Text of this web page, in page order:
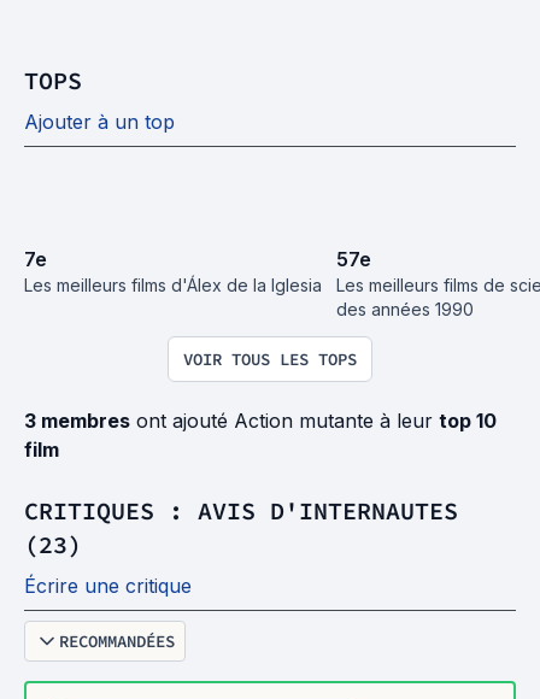
TOPS
Ajouter à un top
7e
Les meilleurs films d'Álex de la Iglesia
57e
Les meilleurs films de
des années 1990
VOIR TOUS LES TOPS
3 membres ont ajouté Action mutante à leur top 10
film
CRITIQUES : AVIS D'INTERNAUTES
(23)
Écrire une critique
RECOMMANDÉES